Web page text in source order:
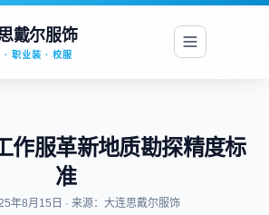
戴尔服饰
· 职业装 · 校服
作服革新地质勘探精度标
准
年8月15日 · 来源：大连思戴尔服饰